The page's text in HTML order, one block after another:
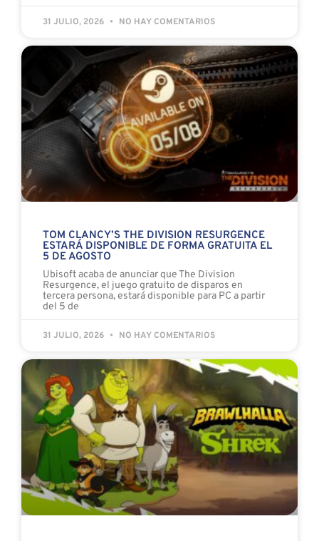
31 JULIO, 2026 NO HAY COMENTARIOS
TOM CLANCY’S THE DIVISION RESURGENCE
ESTARÁ DISPONIBLE DE FORMA GRATUITA EL
5 DE AGOSTO
Ubisoft acaba de anunciar que The Division
Resurgence, el juego gratuito de disparos en
tercera persona, estará disponible para PC a partir
del 5 de
31 JULIO, 2026 NO HAY COMENTARIOS